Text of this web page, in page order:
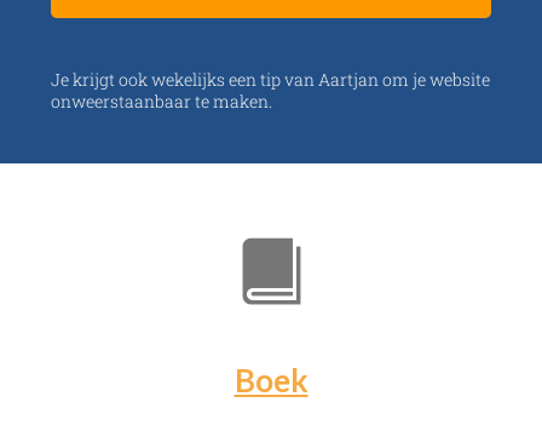
J e krijgt ook wekelijks een tip van Aartjan om je website
onweerstaanbaar te maken.
Boek